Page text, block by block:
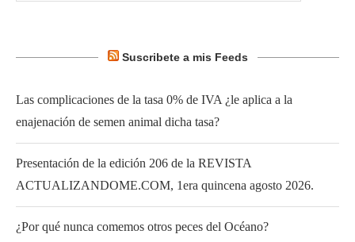
Suscribete a mis Feeds
Las complicaciones de la tasa 0% de IVA ¿le aplica a la
enajenación de semen animal dicha tasa?
Presentación de la edición 206 de la REVISTA
ACTUALIZANDOME.COM, 1era quincena agosto 2026.
¿Por qué nunca comemos otros peces del Océano?